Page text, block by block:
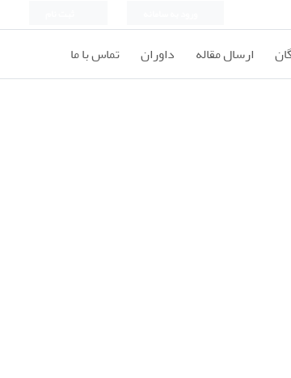
ارسال مقاله داوران تماس با ما